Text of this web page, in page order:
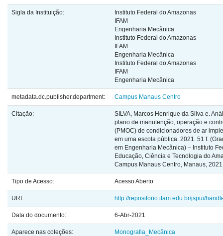
Sigla da Instituição:
Instituto Federal do Amazonas
IFAM
Engenharia Mecânica
Instituto Federal do Amazonas
IFAM
Engenharia Mecânica
Instituto Federal do Amazonas
IFAM
Engenharia Mecânica
metadata.dc.publisher.department: Campus Manaus Centro
Citação:
SILVA, Marcos Henrique da Silva e.
plano de manutenção, operação e
(PMOC) de condicionadores de ar
em uma escola pública. 2021. 51 f.
em Engenharia Mecânica) – Instituto
Educação, Ciência e Tecnologia do
Campus Manaus Centro, Manaus,
Tipo de Acesso: Acesso Aberto
URI: http://repositorio.ifam.edu.br/jspui/
Data do documento: 6-Abr-2021
Aparece nas coleções: Monografia_Mecânica